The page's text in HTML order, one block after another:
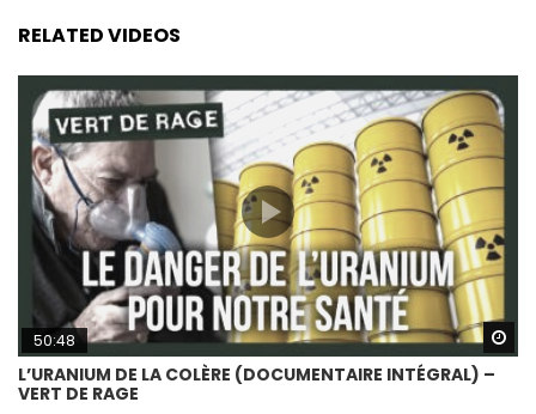
RELATED VIDEOS
50:48
L’URANIUM DE LA COLÈRE (DOCUMENTAIRE INTÉGRAL) –
VERT DE RAGE